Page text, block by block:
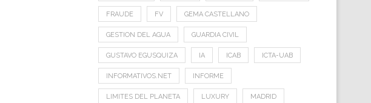
FRAUDE FV GEMA CASTELLANO
GESTION DEL AGUA GUARDIA CIVIL
GUSTAVO EGUSQUIZA IA ICAB ICTA-UAB
INFORMATIVOS.NET INFORME
LIMITES DEL PLANETA LUXURY MADRID